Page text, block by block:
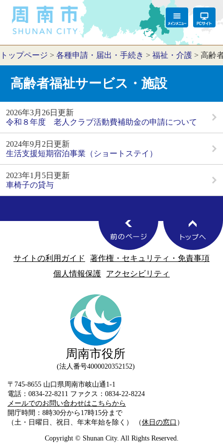
トップページ > 各種申請・届出・手続き > 福祉・介護 > 高齢
高齢者福祉サービス・施設
2026年3月26日更新
令和８年度 老人クラブ活動費補助金の申請について
2024年9月2日更新
生活支援短期宿泊事業（ショートステイ）
2023年1月5日更新
車椅子の貸与
サイトの利用ガイド
著作権・セキュリティ・免責事項
個人情報保護
アクセシビリティ
周南市役所
法人番号4000020352152
〒745-8655 山口県周南市岐山通1-1
電話：0834-22-8211 ファクス：0834-22-8224
メールでのお問い合わせはこちらから
開庁時間：8時30分から17時15分まで
（土・日曜日、祝日、年末年始を除く） （休日の窓口 ）
Copyright © Shunan City. All Rights Reserved.